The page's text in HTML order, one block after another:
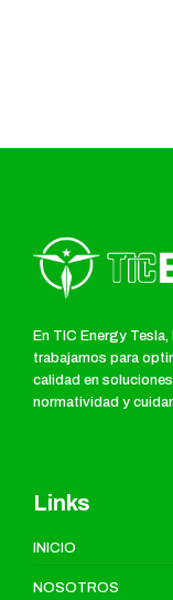
En TIC Energy
trabajamos para
calidad en
normatividad y
Links
INICIO
NOSOTROS